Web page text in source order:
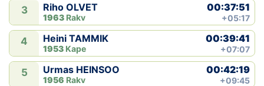
3 Riho OLVET
1963 Rakv
00:37:51
+05:17
4 Heini TAMMIK
1953 Kape
00:39:41
+07:07
5 Urmas HEINSOO
1956 Rakv
00:42:19
+09:45